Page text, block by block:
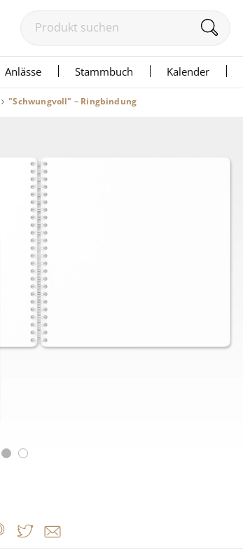
Anlässe Stammbuch Kalender
"Schwungvoll" – Ringbindung